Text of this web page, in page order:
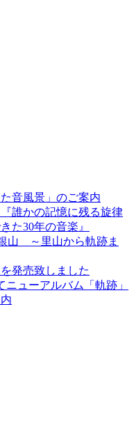
音風景」のご案内
誰かの記憶に残る旋律
た30年の音楽』
山 ～里山から軌跡ま
発売致しました
ューアルバム「軌跡」